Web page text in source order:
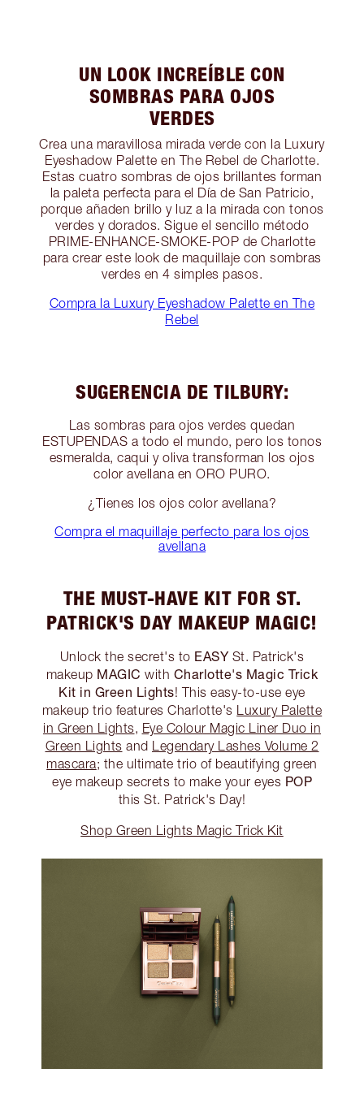
UN LOOK INCREÍBLE CON
SOMBRAS PARA OJOS
VERDES
Crea una maravillosa mirada verde con la Luxury
Eyeshadow Palette en The Rebel de Charlotte.
Estas cuatro sombras de ojos brillantes forman
la paleta perfecta para el Día de San Patricio,
porque añaden brillo y luz a la mirada con tonos
verdes y dorados. Sigue el sencillo método
PRIME-ENHANCE-SMOKE-POP de Charlotte
para crear este look de maquillaje con sombras
verdes en 4 simples pasos.
Compra la Luxury Eyeshadow Palette en The
Rebel
SUGERENCIA DE TILBURY:
Las sombras para ojos verdes quedan
ESTUPENDAS a todo el mundo, pero los tonos
esmeralda, caqui y oliva transforman los ojos
color avellana en ORO PURO.
¿Tienes los ojos color avellana?
Compra el maquillaje perfecto para los ojos
avellana
THE MUST-HAVE KIT FOR ST.
PATRICK'S DAY MAKEUP MAGIC!
Unlock the secret's to EASY St. Patrick's
makeup MAGIC with Charlotte's Magic Trick
Kit in Green Lights! This easy-to-use eye
makeup trio features Charlotte's Luxury Palette
in Green Lights, Eye Colour Magic Liner Duo in
Green Lights and Legendary Lashes Volume 2
mascara; the ultimate trio of beautifying green
eye makeup secrets to make your eyes POP
this St. Patrick's Day!
Shop Green Lights Magic Trick Kit